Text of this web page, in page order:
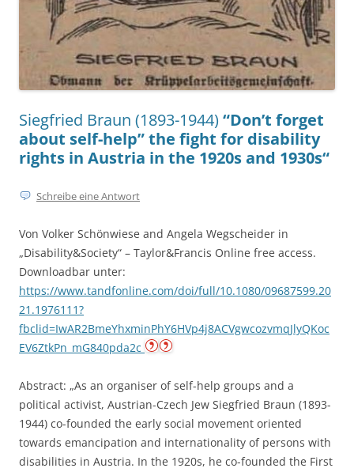
Siegfried Braun (1893-1944) “Don’t forget
about self-help” the fight for disability
rights in Austria in the 1920s and 1930s“
Schreibe eine Antwort
Von Volker Schönwiese and Angela Wegscheider in
„Disability&Society“ – Taylor&Francis Online free access.
Downloadbar unter:
https://www.tandfonline.com/doi/full/10.1080/09687599.20
21.1976111?
fbclid=IwAR2BmeYhxminPhY6HVp4j8ACVgwcozvmqJlyQKoc
EV6ZtkPn_mG840pda2c
Abstract: „As an organiser of self-help groups and a
political activist, Austrian-Czech Jew Siegfried Braun (1893-
1944) co-founded the early social movement oriented
towards emancipation and internationality of persons with
disabilities in Austria. In the 1920s, he co-founded the First